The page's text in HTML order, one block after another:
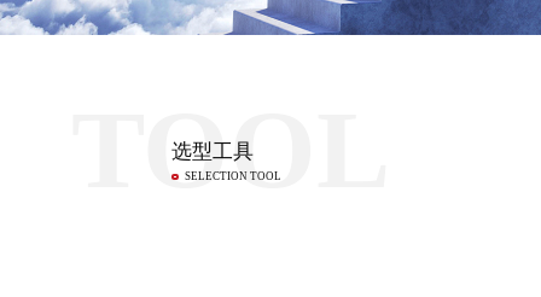
TOOL
选型工具
SELECTION TOOL